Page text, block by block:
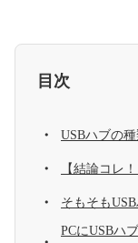
目次
USBハブの
【結論コレ
そもそも
PCにUSBハ